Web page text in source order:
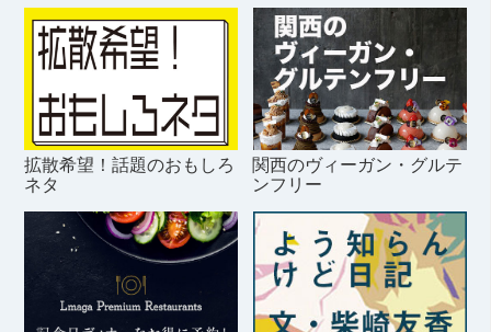
拡散希望！話題のおもしろ
ネタ
関西のヴィーガン・グルテ
ンフリー